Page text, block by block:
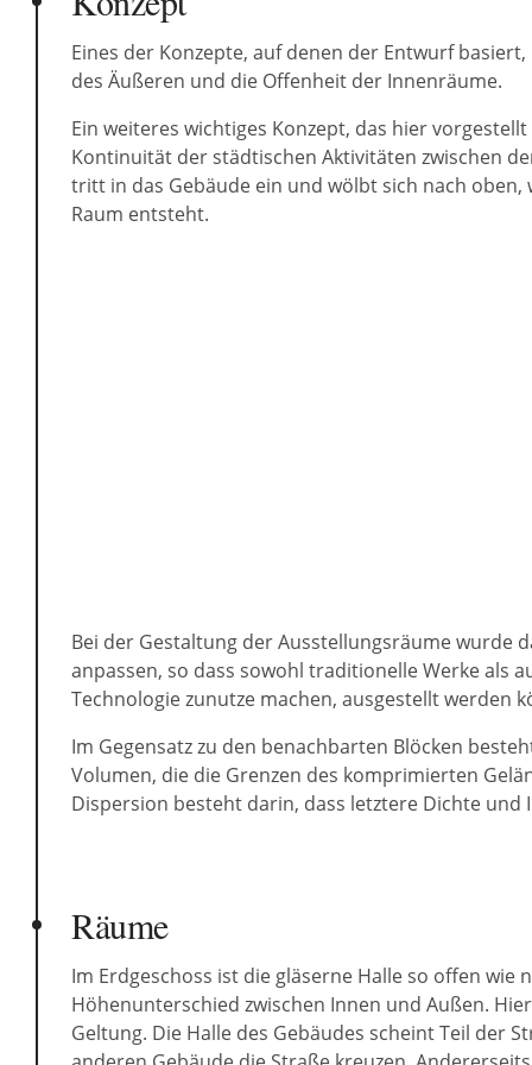
Eines der Konzepte, auf denen der Entwurf
des Äußeren und die Offenheit der Innenräume.
Ein weiteres wichtiges Konzept, das hier
Kontinuität der städtischen Aktivitäten zwischen
tritt in das Gebäude ein und wölbt sich nach
Raum entsteht.
Bei der Gestaltung der Ausstellungsräume wurde
anpassen, so dass sowohl traditionelle Werke als
Technologie zunutze machen, ausgestellt werden
Im Gegensatz zu den benachbarten Blöcken
Volumen, die die Grenzen des komprimierten
Dispersion besteht darin, dass letztere Dichte und
Räume
Im Erdgeschoss ist die gläserne Halle so offen
Höhenunterschied zwischen Innen und Außen.
Geltung. Die Halle des Gebäudes scheint Teil der